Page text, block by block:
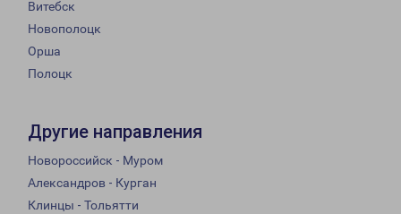
Витебск
Новополоцк
Орша
Полоцк
Другие направления
Новороссийск - Муром
Александров - Курган
Клинцы - Тольятти